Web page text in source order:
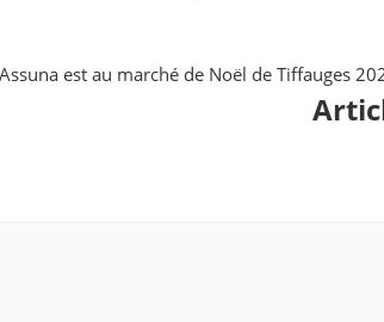
Assuna est au marché de Noël de Tiffauges